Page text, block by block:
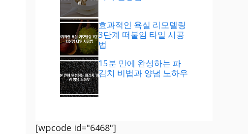
효과적인 욕실 리모델링
3단계 떠붙임 타일 시공
법
15분 만에 완성하는 파
김치 비법과 양념 노하우
[wpcode id="6468"]